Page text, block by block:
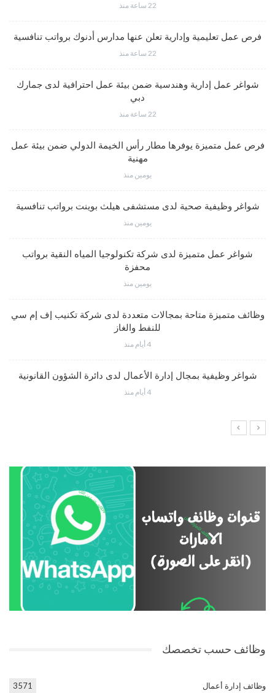
22 ساعة منذ
فرص عمل تعليمية وإدارية تعلن عنها مدارس أدنوك برواتب تنافسية
22 ساعة منذ
شواغر عمل إدارية وهندسية ضمن بيئة عمل احترافية لدى جمارك
دبي
22 ساعة منذ
فرص عمل متميزة يوفرها مطار رأس الخيمة الدولي ضمن بيئة عمل
مهنية
يومين منذ
شواغر وظيفية صحية لدى مستشفى هيلث بوينت برواتب تنافسية
يومين منذ
شواغر عمل متميزة لدى شركة تكنولوجيا المياه النقية برواتب
محفزة
يومين منذ
وظائف متميزة متاحة بمجالات متعددة لدى شركة تكنيب إف إم سي
للنفط والغاز
4 أيام منذ
شواغر وظيفية بمجال إدارة الأعمال لدى دائرة الشؤون القانونية
4 أيام منذ
وظائف حسب تخصصك
وظائف إدارة أعمال 3571